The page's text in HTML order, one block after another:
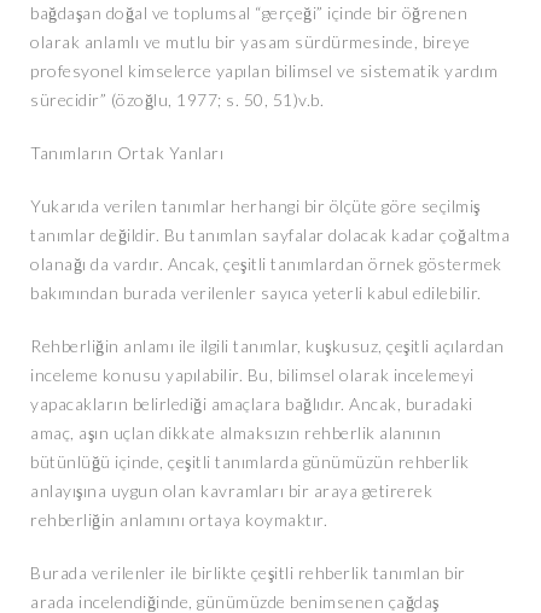
bağdaşan doğal ve toplumsal “gerçeği” içinde bir öğrenen
olarak anlamlı ve mutlu bir yasam sürdürmesinde, bireye
profesyonel kimselerce yapılan bilimsel ve sistematik yardım
sürecidir” (özoğlu, 1977; s. 50, 51)v.b.
Tanımların Ortak Yanları
Yukarıda verilen tanımlar herhangi bir ölçüte göre seçilmiş
tanımlar değildir. Bu tanımlan sayfalar dolacak kadar çoğaltma
olanağı da vardır. Ancak, çeşitli tanımlardan örnek göstermek
bakımından burada verilenler sayıca yeterli kabul edilebilir.
Rehberliğin anlamı ile ilgili tanımlar, kuşkusuz, çeşitli açılardan
inceleme konusu yapılabilir. Bu, bilimsel olarak incelemeyi
yapacakların belirlediği amaçlara bağlıdır. Ancak, buradaki
amaç, aşın uçlan dikkate almaksızın rehberlik alanının
bütünlüğü içinde, çeşitli tanımlarda günümüzün rehberlik
anlayışına uygun olan kavramları bir araya getirerek
rehberliğin anlamını ortaya koymaktır.
Burada verilenler ile birlikte çeşitli rehberlik tanımlan bir
arada incelendiğinde, günümüzde benimsenen çağdaş